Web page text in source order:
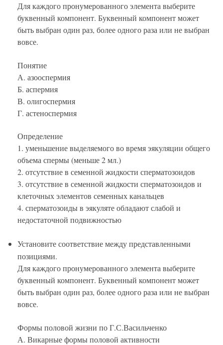
Для каждого пронумерованного элемента выберите
буквенный компонент. Буквенный компонент может
быть выбран один раз, более одного раза или не выбран
вовсе.
Понятие
А. азооспермия
Б. аспермия
В. олигоспермия
Г. астеноспермия
Определение
1. уменьшение выделяемого во время эякуляции общего
объема спермы (меньше 2 мл.)
2. отсутствие в семенной жидкости сперматозоидов
3. отсутствие в семенной жидкости сперматозоидов и
клеточных элементов семенных канальцев
4. сперматозоиды в эякуляте обладают слабой и
недостаточной подвижностью
Установите соответствие между представленными
позициями.
Для каждого пронумерованного элемента выберите
буквенный компонент. Буквенный компонент может
быть выбран один раз, более одного раза или не выбран
вовсе.
Формы половой жизни по Г.С.Васильченко
А. Викарные формы половой активности